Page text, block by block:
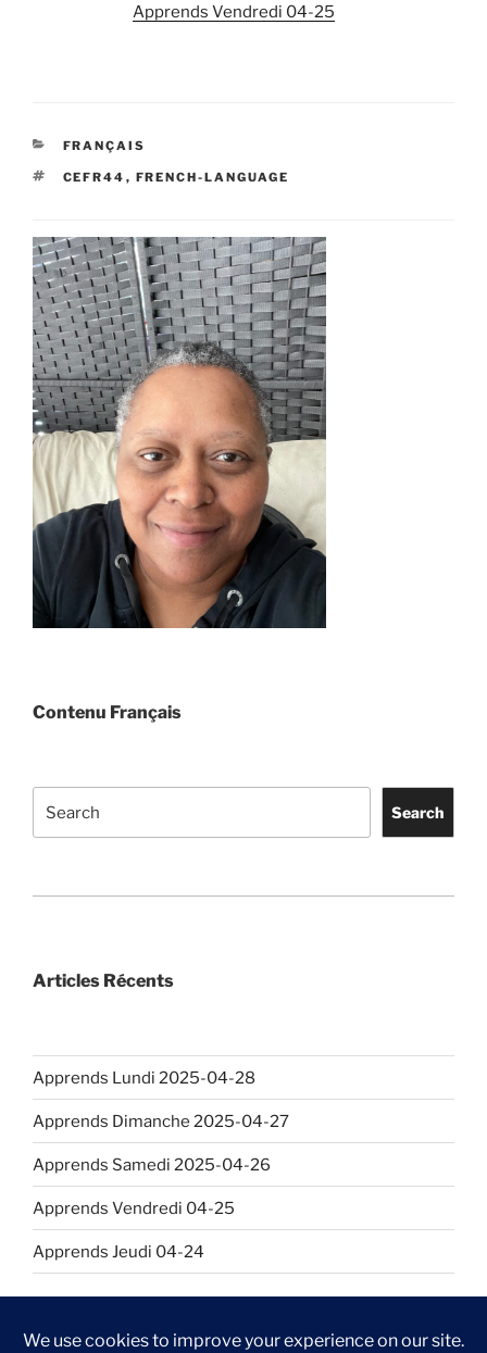
Apprends Vendredi 04-25
CATEGORIES
FRANÇAIS
TAGS
CEFR44 , FRENCH-LANGUAGE
Contenu Français
Search
Articles Récents
Apprends Lundi 2025-04-28
Apprends Dimanche 2025-04-27
Apprends Samedi 2025-04-26
Apprends Vendredi 04-25
Apprends Jeudi 04-24